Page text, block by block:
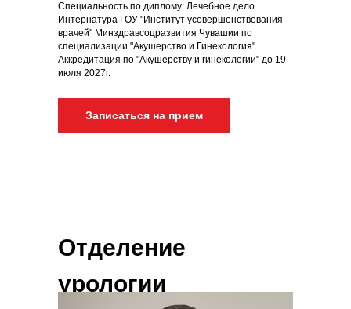
Специальность по диплому: Лечебное дело.
Интернатура ГОУ "Институт усовершенствования
врачей" Минздравсоцразвития Чувашии по
специализации "Акушерство и Гинекология"
Аккредитация по "Акушерству и гинекологии" до 19
июля 2027г.
Записаться на прием
Отделение
урологии